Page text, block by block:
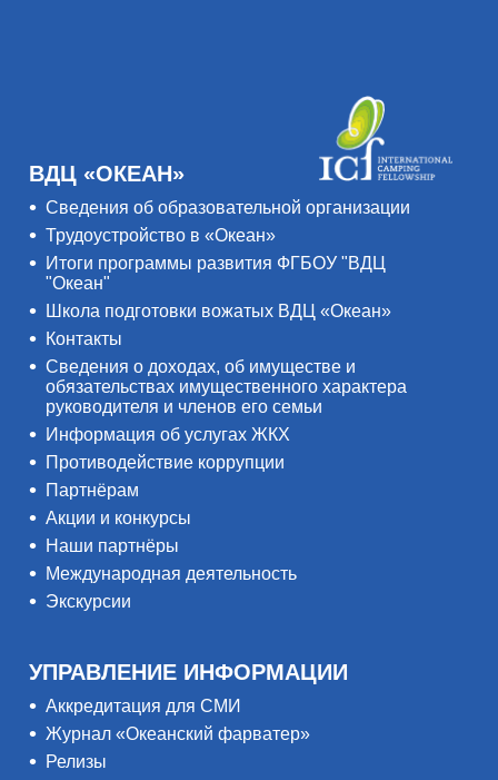
ВДЦ «ОКЕАН»
Сведения об образовательной организации
Трудоустройство в «Океан»
Итоги программы развития ФГБОУ "ВДЦ
"Океан"
Школа подготовки вожатых ВДЦ «Океан»
Контакты
Сведения о доходах, об имуществе и
обязательствах имущественного характера
руководителя и членов его семьи
Информация об услугах ЖКХ
Противодействие коррупции
Партнёрам
Акции и конкурсы
Наши партнёры
Международная деятельность
Экскурсии
УПРАВЛЕНИЕ ИНФОРМАЦИИ
Аккредитация для СМИ
Журнал «Океанский фарватер»
Релизы